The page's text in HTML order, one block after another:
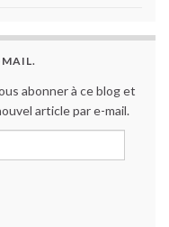
abonner à ce blog et
article par e-mail.